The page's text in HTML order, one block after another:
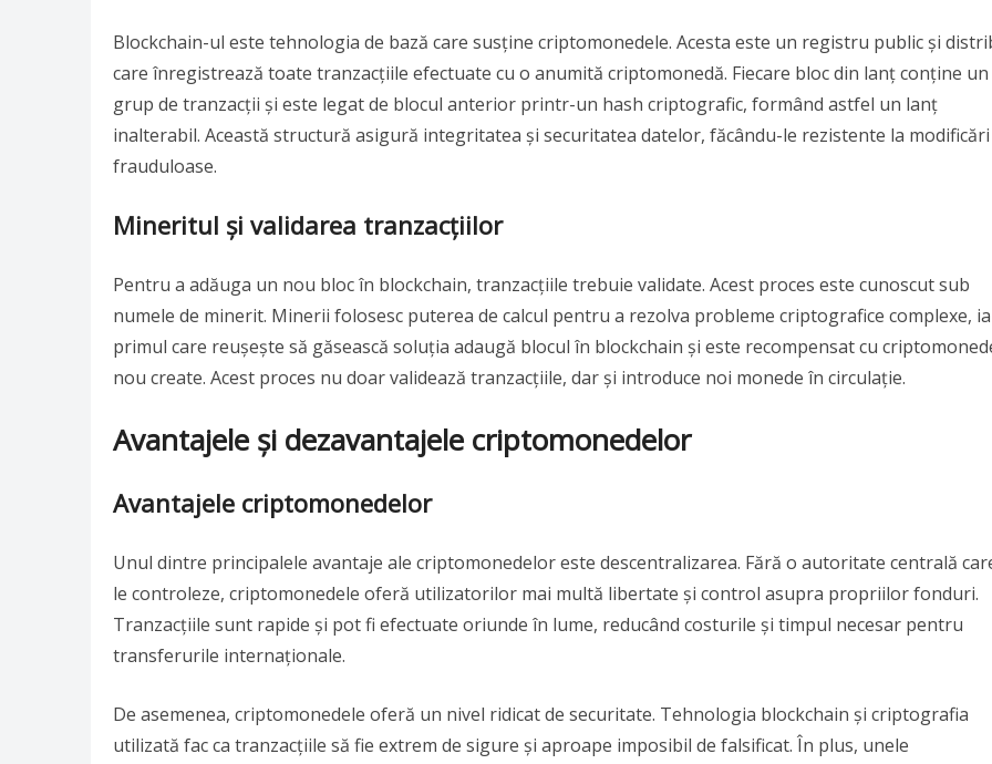
Blockchain-ul este tehnologia de bază care susține criptomonedele. Acesta este un registru public și
care înregistrează toate tranzacțiile efectuate cu o anumită criptomonedă. Fiecare bloc din lanț conține un
grup de tranzacții și este legat de blocul anterior printr-un hash criptografic, formând astfel un lanț
inalterabil. Această structură asigură integritatea și securitatea datelor, făcându-le rezistente la modificări
frauduloase.
Mineritul și validarea tranzacțiilor
Pentru a adăuga un nou bloc în blockchain, tranzacțiile trebuie validate. Acest proces este cunoscut sub
numele de minerit. Minerii folosesc puterea de calcul pentru a rezolva probleme criptografice complexe,
primul care reușește să găsească soluția adaugă blocul în blockchain și este recompensat cu
nou create. Acest proces nu doar validează tranzacțiile, dar și introduce noi monede în circulație.
Avantajele și dezavantajele criptomonedelor
Avantajele criptomonedelor
Unul dintre principalele avantaje ale criptomonedelor este descentralizarea. Fără o autoritate centrală
le controleze, criptomonedele oferă utilizatorilor mai multă libertate și control asupra propriilor fonduri.
Tranzacțiile sunt rapide și pot fi efectuate oriunde în lume, reducând costurile și timpul necesar pentru
transferurile internaționale.
De asemenea, criptomonedele oferă un nivel ridicat de securitate. Tehnologia blockchain și criptografia
utilizată fac ca tranzacțiile să fie extrem de sigure și aproape imposibil de falsificat. În plus, unele